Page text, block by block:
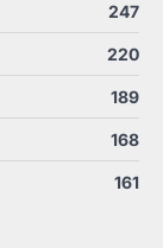
247
220
189
168
161